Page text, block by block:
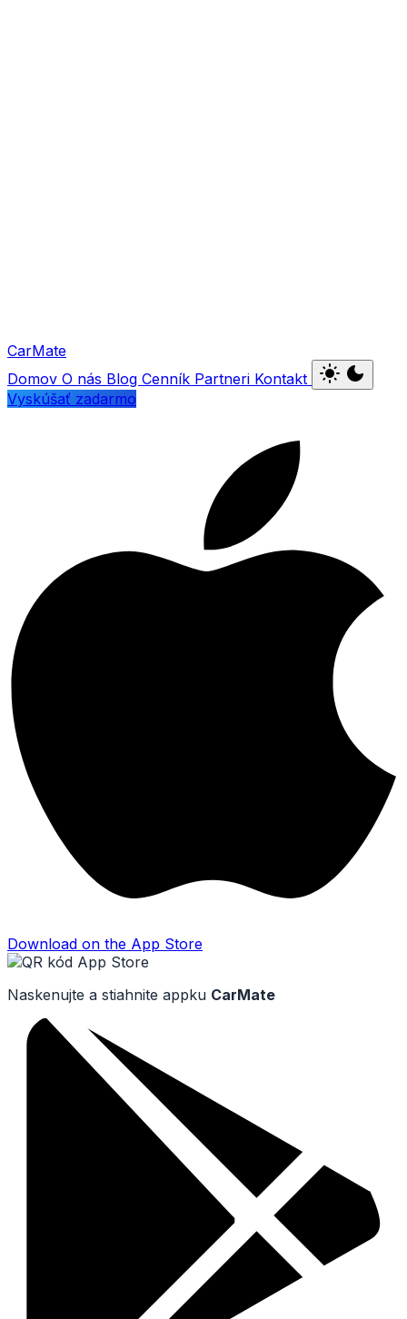
CarMate
Domov O nás Blog Cenník Partneri Kontakt light_mode dark_mode
Vyskúšať zadarmo
Download on the App Store
Naskenujte a stiahnite appku CarMate